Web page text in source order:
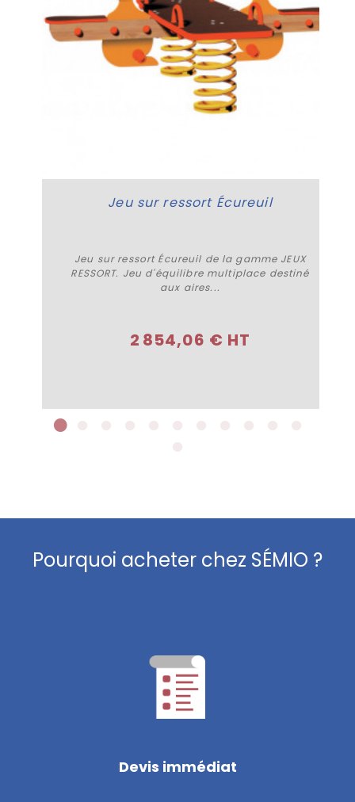
Jeu sur ressort Écureuil
Jeu sur ressort Écureuil de la gamme JEUX
RESSORT. Jeu d'équilibre multiplace destiné
aux aires...
2 854,06 € HT
Pourquoi acheter chez SÉMIO ?
Devis immédiat